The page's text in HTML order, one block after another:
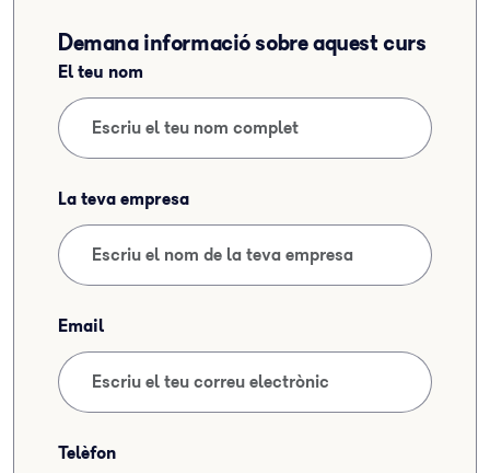
Demana informació sobre aquest curs
El teu nom
La teva empresa
Email
Telèfon